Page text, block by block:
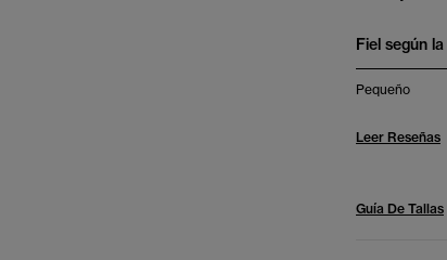
Fiel según
Pequeño
Leer Reseñas
Guía De Tallas